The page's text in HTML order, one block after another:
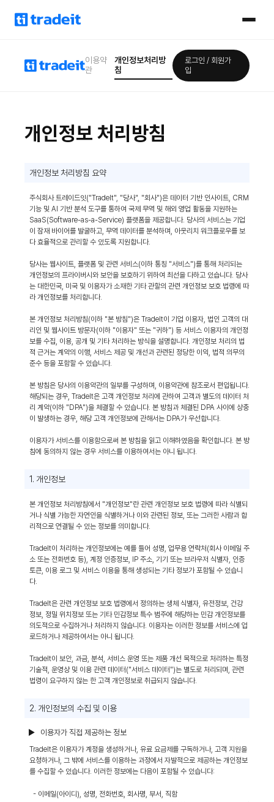
이용약
관
개인정보처리방
침
로그인 / 회원가
입
개인정보 처리방침
개인정보 처리방침 요약
주식회사 트레이드잇("TradeIt", "당사", "회사")은 데이터 기반 인사이트, CRM
기능 및 AI 기반 분석 도구를 통하여 국제 무역 및 해외 영업 활동을 지원하는
SaaS(Software-as-a-Service) 플랫폼을 제공합니다. 당사의 서비스는 기업
이 잠재 바이어를 발굴하고, 무역 데이터를 분석하며, 아웃리치 워크플로우를 보
다 효율적으로 관리할 수 있도록 지원합니다.
당사는 웹사이트, 플랫폼 및 관련 서비스(이하 통칭 "서비스")를 통해 처리되는
개인정보의 프라이버시와 보안을 보호하기 위하여 최선을 다하고 있습니다. 당사
는 대한민국, 미국 및 이용자가 소재한 기타 관할의 관련 개인정보 보호 법령에 따
라 개인정보를 처리합니다.
본 개인정보 처리방침(이하 "본 방침")은 TradeIt이 기업 이용자, 법인 고객의 대
리인 및 웹사이트 방문자(이하 "이용자" 또는 "귀하") 등 서비스 이용자의 개인정
보를 수집, 이용, 공개 및 기타 처리하는 방식을 설명합니다. 개인정보 처리의 법
적 근거는 계약의 이행, 서비스 제공 및 개선과 관련된 정당한 이익, 법적 의무의
준수 등을 포함할 수 있습니다.
본 방침은 당사의 이용약관의 일부를 구성하며, 이용약관에 참조로서 편입됩니다.
해당되는 경우, TradeIt은 고객 개인정보 처리에 관하여 고객과 별도의 데이터 처
리 계약(이하 "DPA")을 체결할 수 있습니다. 본 방침과 체결된 DPA 사이에 상충
이 발생하는 경우, 해당 고객 개인정보에 관해서는 DPA가 우선합니다.
이용자가 서비스를 이용함으로써 본 방침을 읽고 이해하였음을 확인합니다. 본 방
침에 동의하지 않는 경우 서비스를 이용하여서는 아니 됩니다.
1. 개인정보
본 개인정보 처리방침에서 "개인정보"란 관련 개인정보 보호 법령에 따라 식별되
거나 식별 가능한 자연인을 식별하거나 이와 관련된 정보, 또는 그러한 사람과 합
리적으로 연결될 수 있는 정보를 의미합니다.
TradeIt이 처리하는 개인정보에는 예를 들어 성명, 업무용 연락처(회사 이메일 주
소 또는 전화번호 등), 계정 인증정보, IP 주소, 기기 또는 브라우저 식별자, 인증
토큰, 이용 로그 및 서비스 이용을 통해 생성되는 기타 정보가 포함될 수 있습니
다.
TradeIt은 관련 개인정보 보호 법령에서 정의하는 생체 식별자, 유전정보, 건강
정보, 정밀 위치정보 또는 기타 민감정보 특수 범주에 해당하는 민감 개인정보를
의도적으로 수집하거나 처리하지 않습니다. 이용자는 이러한 정보를 서비스에 업
로드하거나 제공하여서는 아니 됩니다.
TradeIt이 보안, 과금, 분석, 서비스 운영 또는 제품 개선 목적으로 처리하는 특정
기술적, 운영상 및 이용 관련 데이터("서비스 데이터")는 별도로 처리되며, 관련
법령이 요구하지 않는 한 고객 개인정보로 취급되지 않습니다.
2. 개인정보의 수집 및 이용
▶ 이용자가 직접 제공하는 정보
TradeIt은 이용자가 계정을 생성하거나, 유료 요금제를 구독하거나, 고객 지원을
요청하거나, 그 밖에 서비스를 이용하는 과정에서 자발적으로 제공하는 개인정보
를 수집할 수 있습니다. 이러한 정보에는 다음이 포함될 수 있습니다:
- 이메일(아이디), 성명, 전화번호, 회사명, 부서, 직함